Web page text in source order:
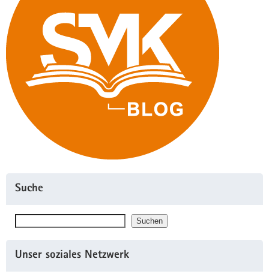
Suche
Suchen
Unser soziales Netzwerk